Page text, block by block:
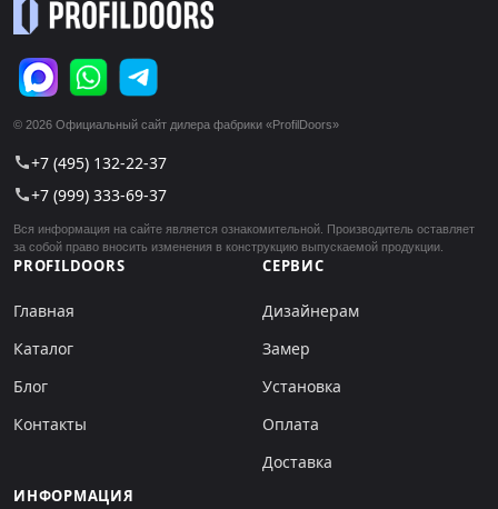
© 2026 Официальный сайт дилера фабрики «ProfilDoors»
call+7 (495) 132-22-37
call+7 (999) 333-69-37
Вся информация на сайте является ознакомительной. Производитель оставляет
за собой право вносить изменения в конструкцию выпускаемой продукции.
PROFILDOORS
Главная
Каталог
Блог
Контакты
СЕРВИС
Дизайнерам
Замер
Установка
Оплата
Доставка
ИНФОРМАЦИЯ